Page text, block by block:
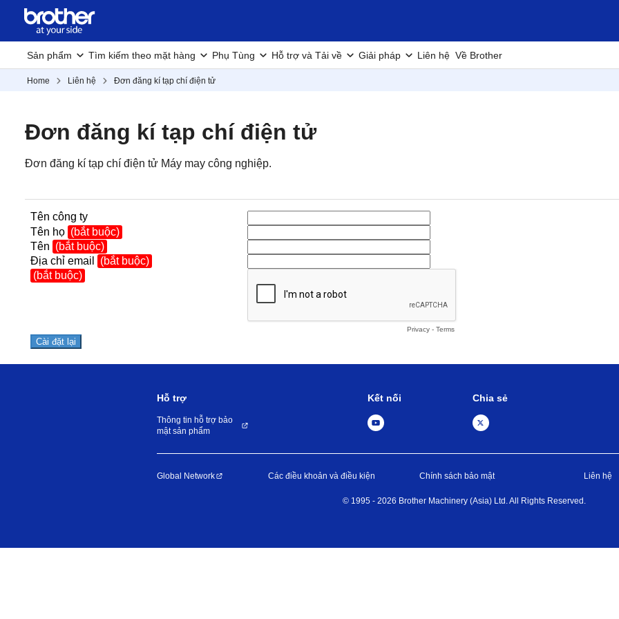
Sản phẩm Tìm kiếm theo mặt hàng Phụ Tùng Hỗ trợ và Tải về Giải pháp Liên hệ Về Brother
Home Liên hệ Đơn đăng kí tạp chí điện tử
Đơn đăng kí tạp chí điện tử
Đơn đăng kí tạp chí điện tử Máy may công nghiệp.
Hỗ trợ
Thông tin hỗ trợ bảo
mật sản phẩm
Kết nối Chia sẻ
Global Network Các điều khoản và điều kiện Chính sách bảo mật Liên hệ
© 1995 - 2026 Brother Machinery (Asia) Ltd. All Rights Reserved.